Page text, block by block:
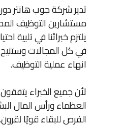
تدير شركة جوب هانتر
مستشارين التوظيف
يلتزم خبرائنا في تلبية
في كل المجالات
انهاء عملية التوظيف.
لأن جميع الخبراء
العظماء ورأس المال
الفرص للبقاء قويًا لقرون.